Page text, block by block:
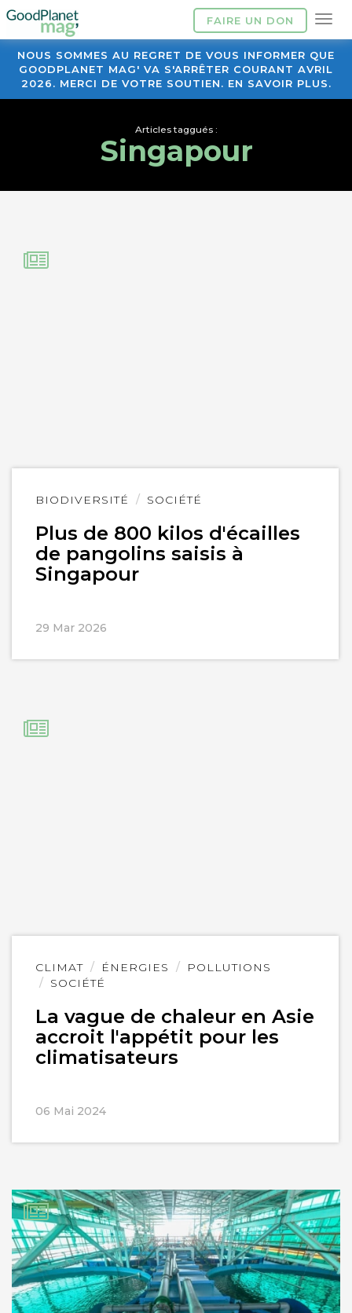
FAIRE UN DON
NOUS SOMMES AU REGRET DE VOUS INFORMER QUE
GOODPLANET MAG' VA S'ARRÊTER COURANT AVRIL
2026. MERCI DE VOTRE SOUTIEN. EN SAVOIR PLUS.
Articles taggués :
Singapour
BIODIVERSITÉ SOCIÉTÉ
Plus de 800 kilos d'écailles
de pangolins saisis à
Singapour
29 Mar 2026
Lire
CLIMAT ÉNERGIES
POLLUTIONS
SOCIÉTÉ
La vague de chaleur en Asie
accroit l'appétit pour les
climatisateurs
06 Mai 2024
Lire
l'article